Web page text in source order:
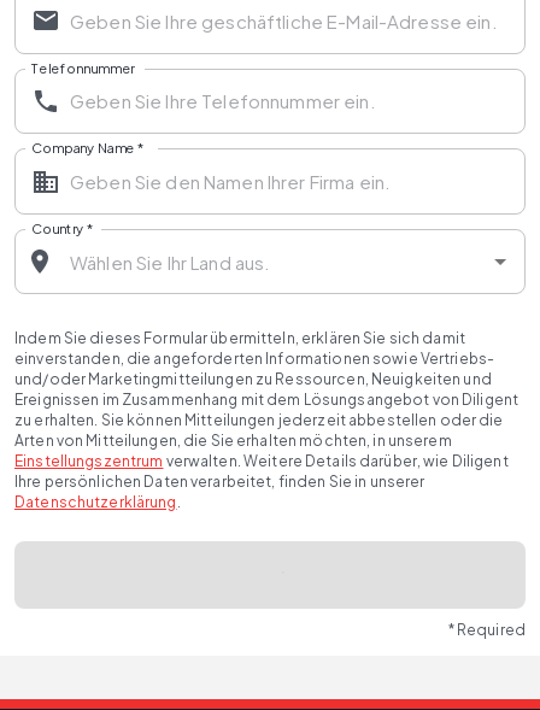
Telefonnummer
Company Name *
Country *
Indem Sie dieses Formular übermitteln, erklären Sie sich damit
einverstanden, die angeforderten Informationen sowie Vertriebs-
und/oder Marketingmitteilungen zu Ressourcen, Neuigkeiten und
Ereignissen im Zusammenhang mit dem Lösungsangebot von Diligent
zu erhalten. Sie können Mitteilungen jederzeit abbestellen oder die
Arten von Mitteilungen, die Sie erhalten möchten, in unserem
Einstellungszentrum verwalten. Weitere Details darüber, wie Diligent
Ihre persönlichen Daten verarbeitet, finden Sie in unserer
Datenschutzerklärung .
* Required